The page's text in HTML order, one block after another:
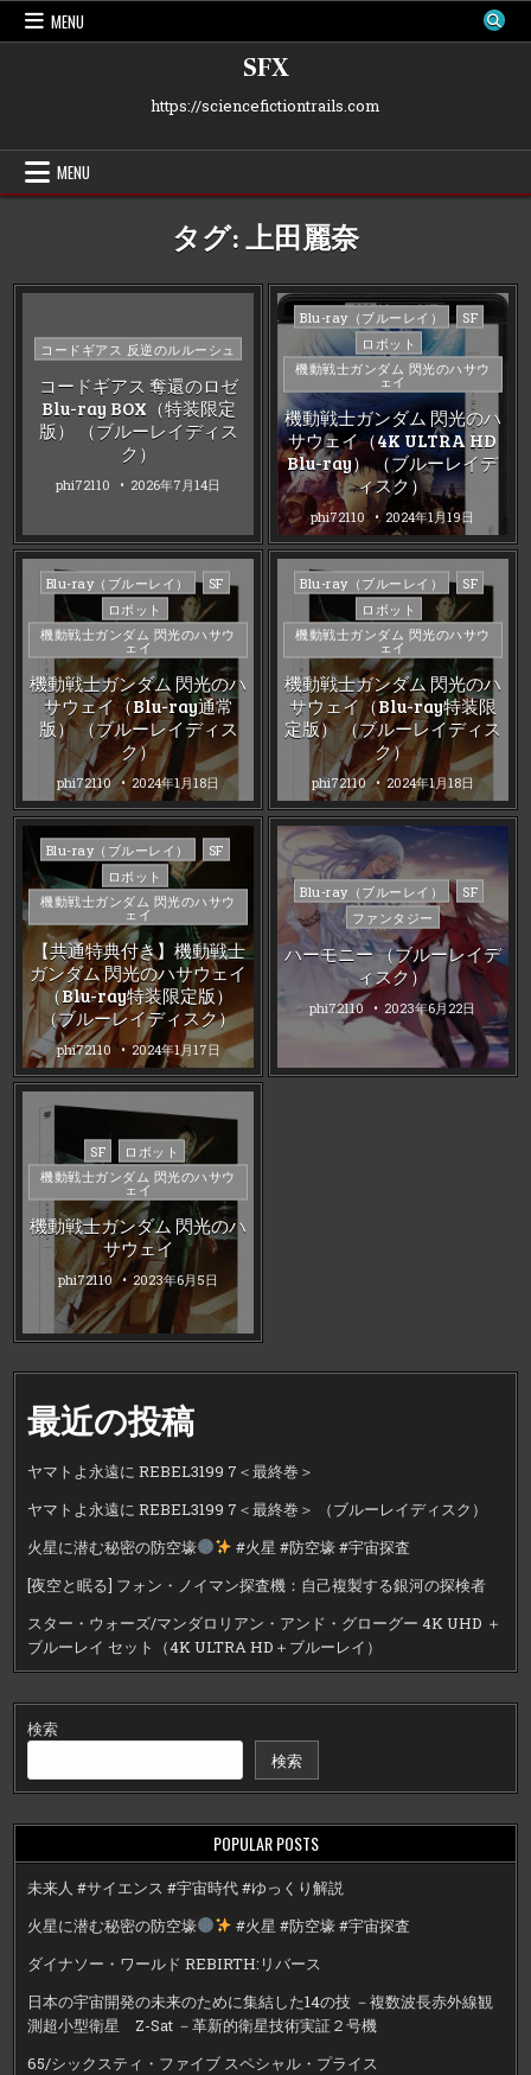
Skip
MENU
SFX
https://sciencefictiontrails.com
MENU
タグ:上田麗奈
Posted
コードギアス 反逆のルルーシュ
コードギアス 奪還のロゼ
Blu-ray BOX（特装限定
版） （ブルーレイディス
ク）
phi72110 2026年7月14日
Posted
in
Blu-ray（ブルーレイ）
SF
ロボット
機動戦士ガンダム 閃光のハサウ
ェイ
機動戦士ガンダム 閃光のハ
サウェイ（4K ULTRA HD
Blu-ray） （ブルーレイデ
ィスク）
phi72110 2024年1月19日
Posted
Blu-ray（ブルーレイ）
SF
ロボット
機動戦士ガンダム 閃光のハサウ
ェイ
機動戦士ガンダム 閃光のハ
サウェイ（Blu-ray通常
版） （ブルーレイディス
ク）
phi72110 2024年1月18日
Posted
Blu-ray（ブルーレイ）
SF
ロボット
機動戦士ガンダム 閃光のハサウ
ェイ
機動戦士ガンダム 閃光のハ
サウェイ（Blu-ray特装限
定版） （ブルーレイディス
ク）
phi72110 2024年1月18日
Posted
in
Blu-ray（ブルーレイ）
SF
ロボット
機動戦士ガンダム 閃光のハサウ
ェイ
【共通特典付き】機動戦士
ガンダム 閃光のハサウェイ
（Blu-ray特装限定版）
（ブルーレイディスク）
phi72110 2024年1月17日
Posted
in
Blu-ray（ブルーレイ）
SF
ファンタジー
ハーモニー （ブルーレイデ
ィスク）
phi72110 2023年6月22日
Posted
in
SF
ロボット
機動戦士ガンダム 閃光のハサウ
ェイ
機動戦士ガンダム 閃光のハ
サウェイ
phi72110 2023年6月5日
最近の投稿
ヤマトよ永遠に REBEL3199 7＜最終巻＞
ヤマトよ永遠に REBEL3199 7＜最終巻＞ （ブルーレイディスク）
火星に潜む秘密の防空壕
#火星 #防空壕 #宇宙探査
[夜空と眠る] フォン・ノイマン探査機：自己複製する銀河の探検者
スター・ウォーズ/マンダロリアン・アンド・グローグー 4K UHD ＋
ブルーレイ セット（4K ULTRA HD＋ブルーレイ）
検索
検索
POPULAR POSTS
未来人 #サイエンス #宇宙時代 #ゆっくり解説
火星に潜む秘密の防空壕
#火星 #防空壕 #宇宙探査
ダイナソー・ワールド REBIRTH:リバース
日本の宇宙開発の未来のために集結した14の技 －複数波長赤外線観
測超小型衛星 Z-Sat －革新的衛星技術実証２号機
65/シックスティ・ファイブ スペシャル・プライス